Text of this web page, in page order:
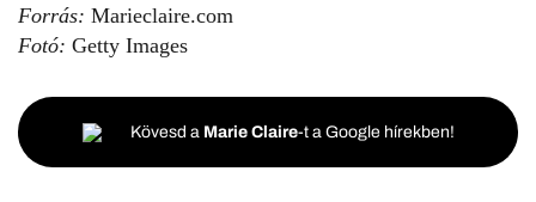
Forrás: Marieclaire.com
Fotó: Getty Images
Kövesd a Marie Claire-t a Google hírekben!